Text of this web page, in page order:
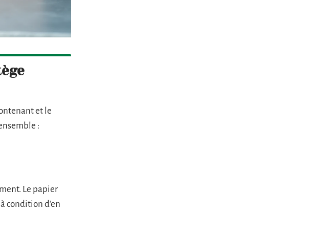
et le
:
Le papier
condition d’en